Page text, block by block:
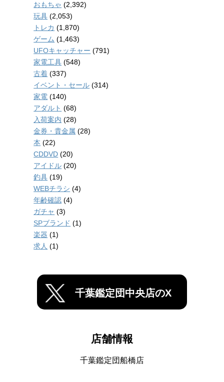
おもちゃ (2,392)
玩具 (2,053)
トレカ (1,870)
ゲーム (1,463)
UFOキャッチャー (791)
家電工具 (548)
古着 (337)
イベント・セール (314)
家電 (140)
アダルト (68)
入荷案内 (28)
金券・貴金属 (28)
本 (22)
CDDVD (20)
アイドル (20)
釣具 (19)
WEBチラシ (4)
年齢確認 (4)
ガチャ (3)
SPブランド (1)
楽器 (1)
求人 (1)
千葉鑑定団中央店のX
店舗情報
千葉鑑定団船橋店